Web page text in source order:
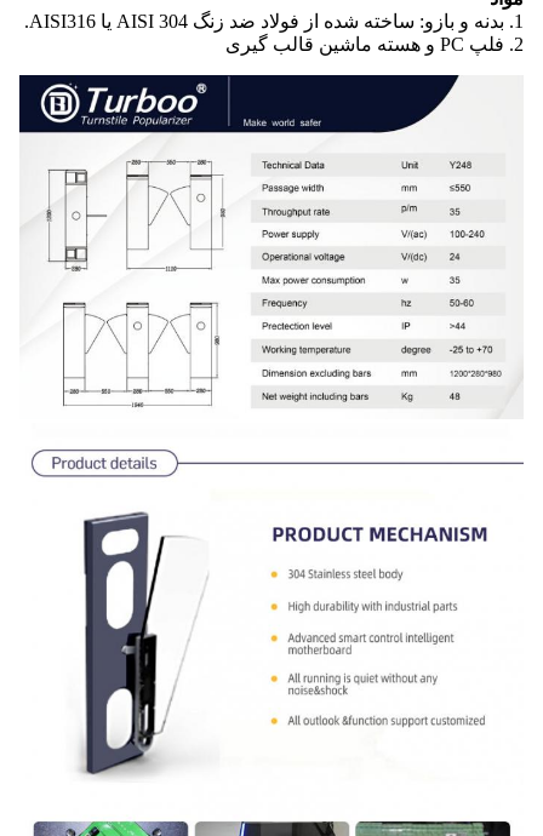
1. بدنه و بازو: ساخته شده از فولاد ضد زنگ AISI 304 یا AISI316.
2. فلپ PC و هسته ماشین قالب گیری